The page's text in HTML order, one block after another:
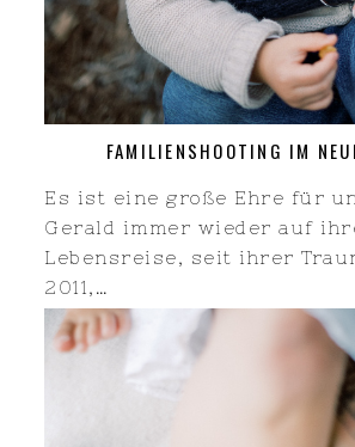
FAMILIENSHOOTING IM
Es ist eine große Ehre für
Gerald immer wieder auf
Lebensreise, seit ihrer
2011,…